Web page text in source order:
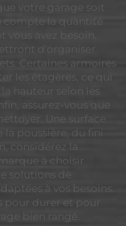
votre garage soit
compte la quantité
avez besoin.
d'organiser
Certaines armoires
les étagères, ce qui
hauteur selon les
assurez-vous que
Une surface
la poussière, du fini
considérez la
à choisir
solutions de
à vos besoins.
pour durer et pour
bien rangé.